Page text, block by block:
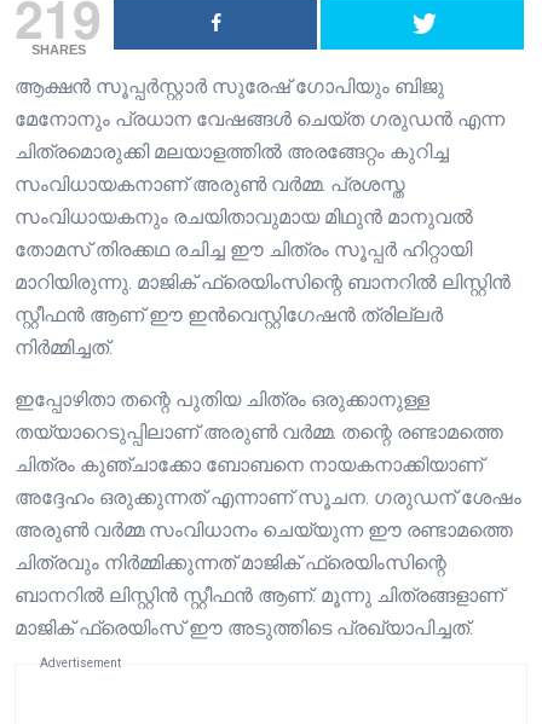
219
SHARES
ആക്ഷൻ സൂപ്പർസ്റ്റാർ സുരേഷ് ഗോപിയും ബിജു
മേനോനും പ്രധാന വേഷങ്ങൾ ചെയ്ത ഗരുഡൻ എന്ന
ചിത്രമൊരുക്കി മലയാളത്തിൽ അരങ്ങേറ്റം കുറിച്ച
സംവിധായകനാണ് അരുൺ വർമ്മ. പ്രശസ്ത
സംവിധായകനും രചയിതാവുമായ മിഥുൻ മാനുവൽ
തോമസ് തിരക്കഥ രചിച്ച ഈ ചിത്രം സൂപ്പർ ഹിറ്റായി
മാറിയിരുന്നു. മാജിക് ഫ്രെയിംസിന്റെ ബാനറിൽ ലിസ്റ്റിൻ
സ്റ്റീഫൻ ആണ് ഈ ഇൻവെസ്റ്റിഗേഷൻ ത്രില്ലർ
നിർമ്മിച്ചത്.
ഇപ്പോഴിതാ തന്റെ പുതിയ ചിത്രം ഒരുക്കാനുള്ള
തയ്യാറെടുപ്പിലാണ് അരുൺ വർമ്മ. തന്റെ രണ്ടാമത്തെ
ചിത്രം കുഞ്ചാക്കോ ബോബനെ നായകനാക്കിയാണ്
അദ്ദേഹം ഒരുക്കുന്നത് എന്നാണ് സൂചന. ഗരുഡന് ശേഷം
അരുണ്‍ വര്‍മ്മ സംവിധാനം ചെയ്യുന്ന ഈ രണ്ടാമത്തെ
ചിത്രവും നിർമ്മിക്കുന്നത് മാജിക് ഫ്രെയിംസിന്റെ
ബാനറിൽ ലിസ്റ്റിൻ സ്റ്റീഫൻ ആണ്. മൂന്നു ചിത്രങ്ങളാണ്
മാജിക് ഫ്രെയിംസ് ഈ അടുത്തിടെ പ്രഖ്യാപിച്ചത്.
Advertisement